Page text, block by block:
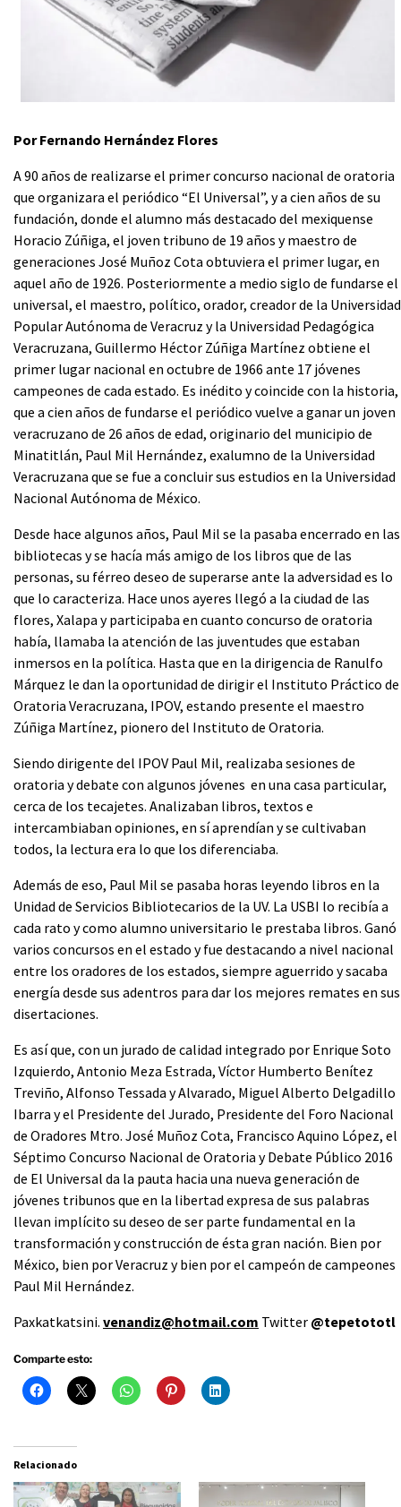
Por Fernando Hernández Flores
A 90 años de realizarse el primer concurso nacional de oratoria
que organizara el periódico “El Universal”, y a cien años de su
fundación, donde el alumno más destacado del mexiquense
Horacio Zúñiga, el joven tribuno de 19 años y maestro de
generaciones José Muñoz Cota obtuviera el primer lugar, en
aquel año de 1926. Posteriormente a medio siglo de fundarse el
universal, el maestro, político, orador, creador de la Universidad
Popular Autónoma de Veracruz y la Universidad Pedagógica
Veracruzana, Guillermo Héctor Zúñiga Martínez obtiene el
primer lugar nacional en octubre de 1966 ante 17 jóvenes
campeones de cada estado. Es inédito y coincide con la historia,
que a cien años de fundarse el periódico vuelve a ganar un joven
veracruzano de 26 años de edad, originario del municipio de
Minatitlán, Paul Mil Hernández, exalumno de la Universidad
Veracruzana que se fue a concluir sus estudios en la Universidad
Nacional Autónoma de México.
Desde hace algunos años, Paul Mil se la pasaba encerrado en las
bibliotecas y se hacía más amigo de los libros que de las
personas, su férreo deseo de superarse ante la adversidad es lo
que lo caracteriza. Hace unos ayeres llegó a la ciudad de las
flores, Xalapa y participaba en cuanto concurso de oratoria
había, llamaba la atención de las juventudes que estaban
inmersos en la política. Hasta que en la dirigencia de Ranulfo
Márquez le dan la oportunidad de dirigir el Instituto Práctico de
Oratoria Veracruzana, IPOV, estando presente el maestro
Zúñiga Martínez, pionero del Instituto de Oratoria.
Siendo dirigente del IPOV Paul Mil, realizaba sesiones de
oratoria y debate con algunos jóvenes en una casa particular,
cerca de los tecajetes. Analizaban libros, textos e
intercambiaban opiniones, en sí aprendían y se cultivaban
todos, la lectura era lo que los diferenciaba.
Además de eso, Paul Mil se pasaba horas leyendo libros en la
Unidad de Servicios Bibliotecarios de la UV. La USBI lo recibía a
cada rato y como alumno universitario le prestaba libros. Ganó
varios concursos en el estado y fue destacando a nivel nacional
entre los oradores de los estados, siempre aguerrido y sacaba
energía desde sus adentros para dar los mejores remates en sus
disertaciones.
Es así que, con un jurado de calidad integrado por Enrique Soto
Izquierdo, Antonio Meza Estrada, Víctor Humberto Benítez
Treviño, Alfonso Tessada y Alvarado, Miguel Alberto Delgadillo
Ibarra y el Presidente del Jurado, Presidente del Foro Nacional
de Oradores Mtro. José Muñoz Cota, Francisco Aquino López, el
Séptimo Concurso Nacional de Oratoria y Debate Público 2016
de El Universal da la pauta hacia una nueva generación de
jóvenes tribunos que en la libertad expresa de sus palabras
llevan implícito su deseo de ser parte fundamental en la
transformación y construcción de ésta gran nación. Bien por
México, bien por Veracruz y bien por el campeón de campeones
Paul Mil Hernández.
Paxkatkatsini. venandiz@hotmail.com Twitter @tepetototl
Comparte esto:
Relacionado